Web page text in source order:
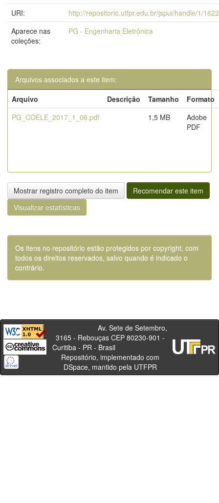
URI:
http://repositorio.utfpr.edu.br/jspui/handle/1/
Aparece nas
coleções:
PG - Engenharia Eletrônica
Arquivos associados a este item:
Arquivo
Descrição Tamanho
Formato
PG_COELE_2017_1_06.pdf
1,5 MB
Adobe
PDF
Mostrar registro completo do item
Recomendar este item
Visualizar estatísticas
Os itens no repositório estão protegidos por copyright, com
todos os direitos reservados, salvo quando é indicado o
contrário.
Av. Sete de Setembro,
3165 - Rebouças CEP 80230-901 -
Curitiba - PR - Brasil
Repositório, implementado com
DSpace, mantido pela UTFPR